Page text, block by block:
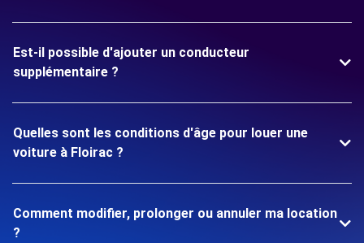
Est-il possible d'ajouter un conducteur
supplémentaire ?
Quelles sont les conditions d'âge pour louer une
voiture à Floirac ?
Comment modifier, prolonger ou annuler ma location
?